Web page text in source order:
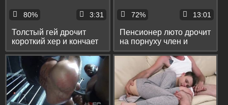
80% 3:31
Толстый гей дрочит
короткий хер и кончает
с громкими стонами
72% 13:01
Пенсионер люто дрочит
на порнуху член и
кончает себе на живот